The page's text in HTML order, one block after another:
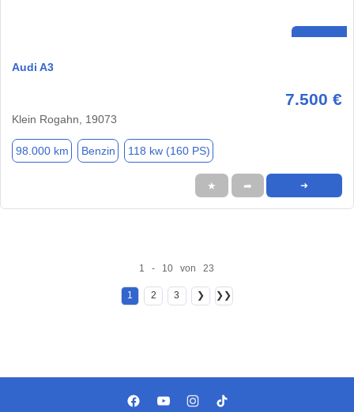
Audi A3
7.500 €
Klein Rogahn, 19073
98.000 km Benzin 118 kw (160 PS)
★ ➦ ➜
1 - 10 von 23
1 2 3 ❯ ❯❯